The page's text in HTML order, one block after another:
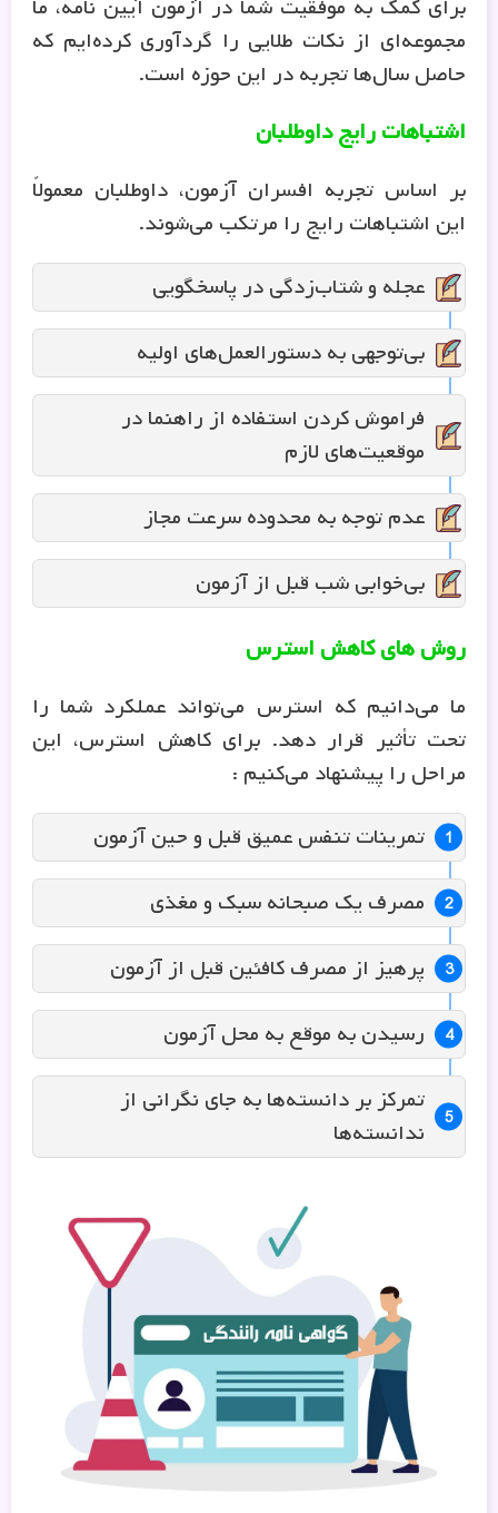
برای کمک به موفقیت شما در آزمون آیین نامه، ما
مجموعه‌ای از نکات طلایی را گردآوری کرده‌ایم که
حاصل سال‌ها تجربه در این حوزه است.
اشتباهات رایج داوطلبان
بر اساس تجربه افسران آزمون، داوطلبان معمولاً
این اشتباهات رایج را مرتکب می‌شوند.
عجله و شتاب‌زدگی در پاسخگویی
بی‌توجهی به دستورالعمل‌های اولیه
فراموش کردن استفاده از راهنما در
موقعیت‌های لازم
عدم توجه به محدوده سرعت مجاز
بی‌خوابی شب قبل از آزمون
روش های کاهش استرس
ما می‌دانیم که استرس می‌تواند عملکرد شما را
تحت تأثیر قرار دهد. برای کاهش استرس، این
مراحل را پیشنهاد می‌کنیم :
تمرینات تنفس عمیق قبل و حین آزمون
مصرف یک صبحانه سبک و مغذی
پرهیز از مصرف کافئین قبل از آزمون
رسیدن به موقع به محل آزمون
تمرکز بر دانسته‌ها به جای نگرانی از
ندانسته‌ها